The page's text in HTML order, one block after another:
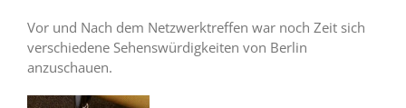
Vor und Nach dem Netzwerktreffen war noch Zeit sich
verschiedene Sehenswürdigkeiten von Berlin
anzuschauen.